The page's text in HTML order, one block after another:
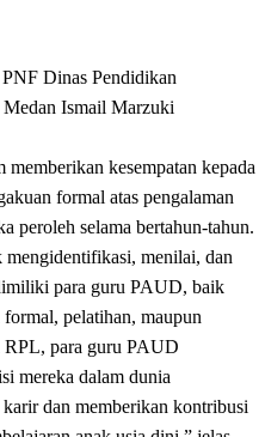
Dinas Pendidikan
Ismail Marzuki
kesempatan kepada
formal atas pengalaman
peroleh selama bertahun-tahun.
menilai, dan
para guru PAUD, baik
pelatihan, maupun
RPL, para guru PAUD
mereka dalam dunia
dan memberikan kontribusi